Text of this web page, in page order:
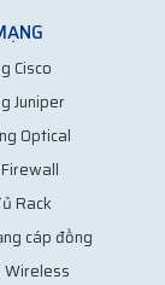
Cisco
Juniper
Optical
Rack
cáp đồng